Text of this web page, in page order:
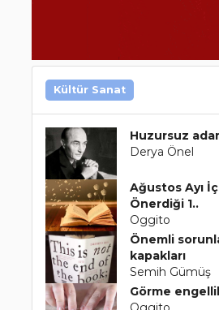
Kültür Sanat
Huzursuz
Derya Önel
Ağustos Ayı
Önerdiği 1..
Oggito
Önemli
kapakları
Semih Gümüş
Görme